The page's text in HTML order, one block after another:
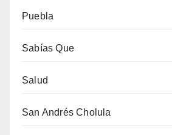
Puebla
Sabías Que
Salud
San Andrés Cholula